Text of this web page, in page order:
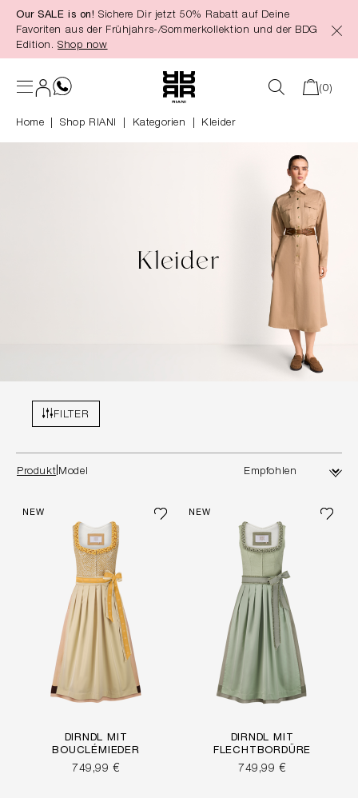
springen
Our SALE is on! Sichere Dir jetzt 50% Rabatt auf Deine
Favoriten aus der Frühjahrs-/Sommerkollektion und der BDG
Edition. Shop now
(0)
Home Shop RIANI Kategorien Kleider
Kleider
FILTER
Produkt Model
NEW
DIRNDL MIT
BOUCLÉMIEDER
749,99 €
NEW
DIRNDL MIT
FLECHTBORDÜRE
749,99 €